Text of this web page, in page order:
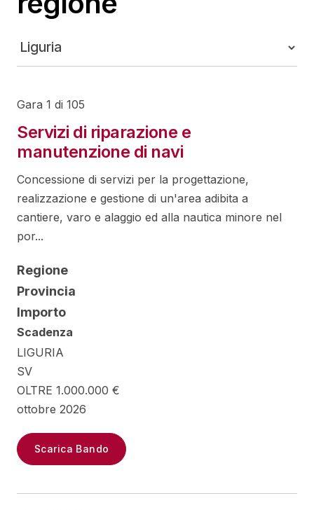
Gara 1 di 105
Servizi di riparazione e
manutenzione di navi
Concessione di servizi per la progettazione,
realizzazione e gestione di un'area adibita a
cantiere, varo e alaggio ed alla nautica minore nel
por...
Regione
Provincia
Importo
Scadenza
LIGURIA
SV
OLTRE 1.000.000 €
ottobre 2026
Scarica Bando